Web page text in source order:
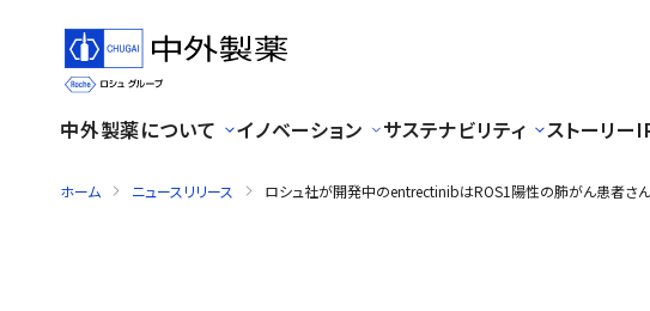
中外製薬について イノベーション サステナビリティ ストーリー
ホーム ニュースリリース ロシュ社が開発中のentrectinibはROS1陽性の肺がん患者さ